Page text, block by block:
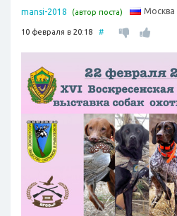
mansi-2018 (автор поста) Москва
10 февраля в 20:18 #